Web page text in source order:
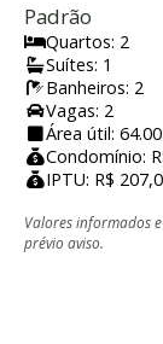
Padrão
Quartos: 2
Suítes: 1
Banheiros: 2
Vagas: 2
Área útil:
Condomínio:
IPTU: R$
Valores informados
prévio aviso.